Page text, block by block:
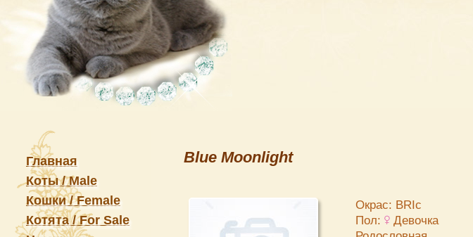
Главная
Коты / Male
Кошки / Female
Котята / For Sale
Blue Moonlight
Окрас: BRIc
Пол:
Девочка